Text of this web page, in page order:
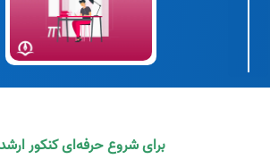
برای شروع حرفه‌ای کنکور